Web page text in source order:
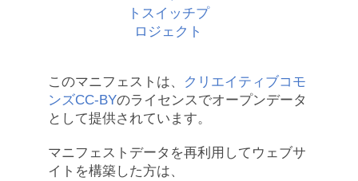
このマニフェストは、
クリエイティブコモ
ンズCC-BYのライセンスでオープンデータ
として提供されています。
マニフェストデータを再利用してウェブサ
イトを構築した方は、